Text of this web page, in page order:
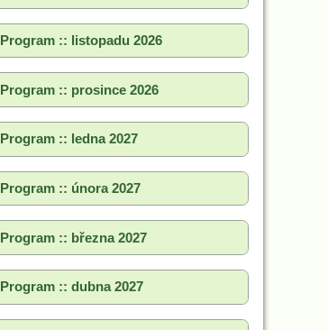
Program :: listopadu 2026
Program :: prosince 2026
Program :: ledna 2027
Program :: února 2027
Program :: března 2027
Program :: dubna 2027